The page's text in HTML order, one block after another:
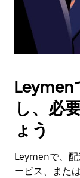
す。
ン
で
カ
ン
ー
を
し、必
ょう
Leymenで、
ービス、また